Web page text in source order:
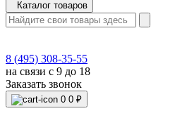
Каталог товаров
8 (495) 308-35-55
на связи с 9 до 18
Заказать звонок
0 0 ₽